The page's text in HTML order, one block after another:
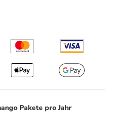
Pakete pro Jahr